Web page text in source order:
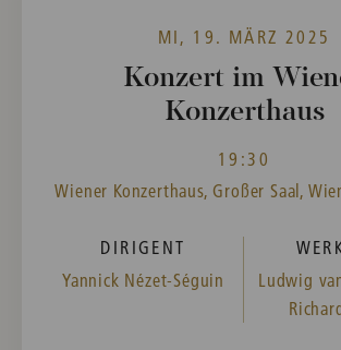
MI, 19. MÄRZ 2025
Konzert im
Konzerthaus
19:30
Wiener Konzerthaus, Großer Saal,
DIRIGENT
Yannick Nézet-Séguin
Ludwig